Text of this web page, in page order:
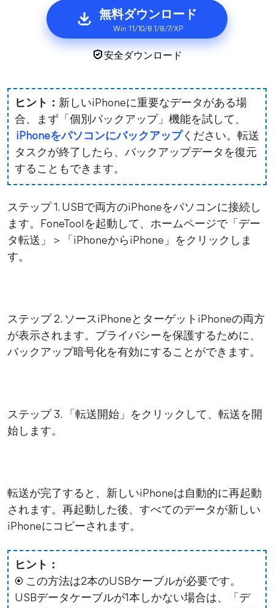
無料ダウンロード
Win 11/10/8.1/8/7/XP
安全ダウンロード
ヒント： 新しいiPhoneに重要なデータがある場
合、まず「個別バックアップ」機能を試して、
iPhoneをパソコンにバックアップください。転送
タスクが終了したら、バックアップデータを復元
することもできます。
ステップ 1. USBで両方のiPhoneをパソコンに接続し
ます。FoneToolを起動して、ホームページで「デー
タ転送」＞「iPhoneからiPhone」をクリックしま
す。
ステップ 2. ソースiPhoneとターゲットiPhoneの両方
が表示されます。プライバシーを保護するために、
バックアップ暗号化を有効にすることができます。
ステップ 3. 「転送開始」をクリックして、転送を開
始します。
転送が完了すると、新しいiPhoneは自動的に再起動
されます。再起動した後、すべてのデータが新しい
iPhoneにコピーされます。
ヒント：
◉ この方法は2本のUSBケーブルが必要です。
USBデータケーブルが1本しかない場合は、「デ